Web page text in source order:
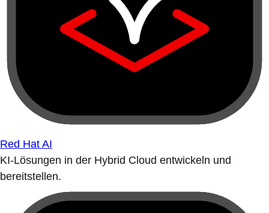
Red Hat AI
KI-Lösungen in der Hybrid Cloud entwickeln und
bereitstellen.